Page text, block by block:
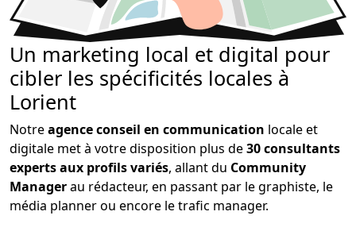
Un marketing local et digital pour
cibler les spécificités locales à
Lorient
Notreagence conseil en communication locale et
digitale met à votre disposition plus de30 consultants
experts aux profils variés, allant du Community
Managerau rédacteur, en passant par le graphiste, le
média planner ou encore le trafic manager.